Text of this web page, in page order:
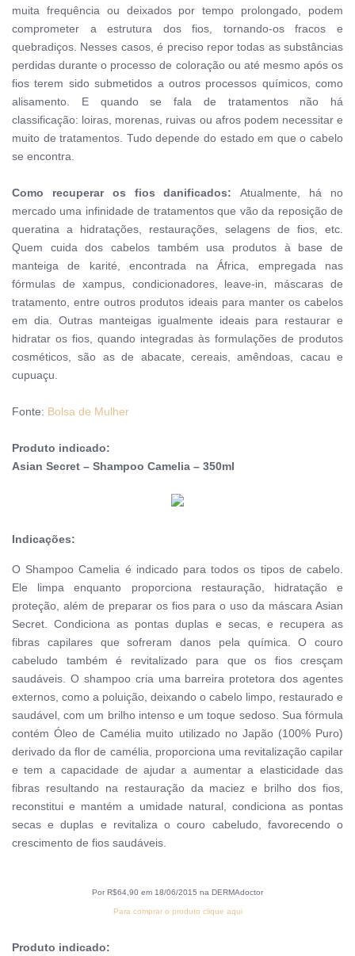
muita frequência ou deixados por tempo prolongado, podem
comprometer a estrutura dos fios, tornando-os fracos e
quebradiços. Nesses casos, é preciso repor todas as substâncias
perdidas durante o processo de coloração ou até mesmo após os
fios terem sido submetidos a outros processos químicos, como
alisamento. E quando se fala de tratamentos não há
classificação: loiras, morenas, ruivas ou afros podem necessitar e
muito de tratamentos. Tudo depende do estado em que o cabelo
se encontra.
Como recuperar os fios danificados:Atualmente, há no
mercado uma infinidade de tratamentos que vão da reposição de
queratina a hidratações, restaurações, selagens de fios, etc.
Quem cuida dos cabelos também usa produtos à base de
manteiga de karité, encontrada na África, empregada nas
fórmulas de xampus, condicionadores, leave-in, máscaras de
tratamento, entre outros produtos ideais para manter os cabelos
em dia. Outras manteigas igualmente ideais para restaurar e
hidratar os fios, quando integradas às formulações de produtos
cosméticos, são as de abacate, cereais, amêndoas, cacau e
cupuaçu.
Fonte: Bolsa de Mulher
Produto indicado:
Asian Secret – Shampoo Camelia – 350ml
Indicações:
O Shampoo Camelia é indicado para todos os tipos de cabelo.
Ele limpa enquanto proporciona restauração, hidratação e
proteção, além de preparar os fios para o uso da máscara Asian
Secret. Condiciona as pontas duplas e secas, e recupera as
fibras capilares que sofreram danos pela química. O couro
cabeludo também é revitalizado para que os fios cresçam
saudáveis. O shampoo cria uma barreira protetora dos agentes
externos, como a poluição, deixando o cabelo limpo, restaurado e
saudável, com um brilho intenso e um toque sedoso. Sua fórmula
contém Óleo de Camélia muito utilizado no Japão (100% Puro)
derivado da flor de camélia, proporciona uma revitalização capilar
e tem a capacidade de ajudar a aumentar a elasticidade das
fibras resultando na restauração da maciez e brilho dos fios,
reconstitui e mantém a umidade natural, condiciona as pontas
secas e duplas e revitaliza o couro cabeludo, favorecendo o
crescimento de fios saudáveis.
Por R$64,90 em 18/06/2015 na DERMAdoctor
Para comprar o produto clique aqui
Produto indicado: